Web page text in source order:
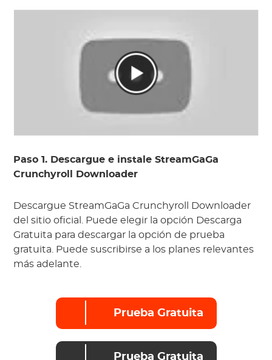
Paso 1. Descargue e instale StreamGaGa
Crunchyroll Downloader
Descargue StreamGaGa Crunchyroll Downloader
del sitio oficial. Puede elegir la opción Descarga
Gratuita para descargar la opción de prueba
gratuita. Puede suscribirse a los planes relevantes
más adelante.
Prueba Gratuita
Prueba Gratuita